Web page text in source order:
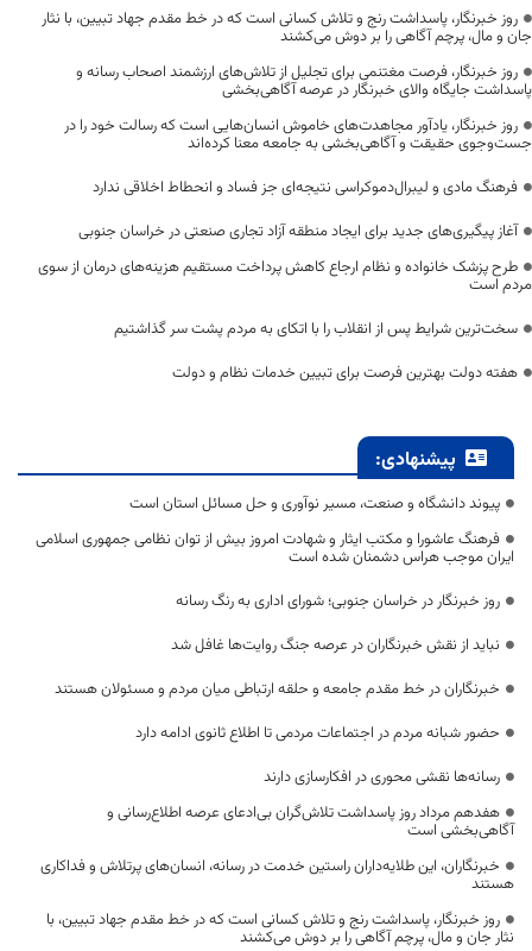
روز خبرنگار، پاسداشت رنج و تلاش کسانی است که در خط مقدم جهاد تبیین، با نثار
جان و مال، پرچم آگاهی را بر دوش می‌کشند
روز خبرنگار، فرصت مغتنمی برای تجلیل از تلاش‌های ارزشمند اصحاب رسانه و
پاسداشت جایگاه والای خبرنگار در عرصه آگاهی‌بخشی
روز خبرنگار، یادآور مجاهدت‌های خاموش انسان‌هایی است که رسالت خود را در
جست‌وجوی حقیقت و آگاهی‌بخشی به جامعه معنا کرده‌اند
فرهنگ مادی و لیبرال‌دموکراسی نتیجه‌ای جز فساد و انحطاط اخلاقی ندارد
آغاز پیگیری‌های جدید برای ایجاد منطقه آزاد تجاری صنعتی در خراسان جنوبی
طرح پزشک خانواده و نظام ارجاع کاهش پرداخت مستقیم هزینه‌های درمان از سوی
مردم است
سخت‌ترین شرایط پس از انقلاب را با اتکای به مردم پشت سر گذاشتیم
هفته دولت بهترین فرصت برای تبیین خدمات نظام و دولت
پیشنهادی:
پیوند دانشگاه و صنعت، مسیر نوآوری و حل مسائل استان است
فرهنگ عاشورا و مکتب ایثار و شهادت امروز بیش از توان نظامی جمهوری اسلامی
ایران موجب هراس دشمنان شده است
روز خبرنگار در خراسان جنوبی؛ شورای اداری به رنگ رسانه
نباید از نقش خبرنگاران در عرصه جنگ روایت‌ها غافل شد
خبرنگاران در خط مقدم جامعه و حلقه ارتباطی میان مردم و مسئولان هستند
حضور شبانه مردم در اجتماعات مردمی تا اطلاع ثانوی ادامه دارد
رسانه‌ها نقشی محوری در افکارسازی دارند
هفدهم مرداد روز پاسداشت تلاش‌گران بی‌ادعای عرصه اطلاع‌رسانی و
آگاهی‌بخشی است
خبرنگاران، این طلایه‌داران راستین خدمت در رسانه، انسان‌های پرتلاش و فداکاری
هستند
روز خبرنگار، پاسداشت رنج و تلاش کسانی است که در خط مقدم جهاد تبیین، با
نثار جان و مال، پرچم آگاهی را بر دوش می‌کشند